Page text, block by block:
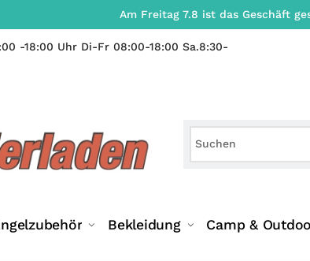
Am Freitag 7.8 ist das Geschäft
-18:00 Uhr Di-Fr 08:00-18:00 Sa.8:30-
Bekleidung Camp &